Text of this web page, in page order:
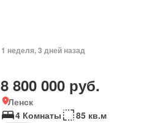
1 неделя, 3 дней назад
8 800 000 руб.
Ленск
4 Комнаты
85 кв.м